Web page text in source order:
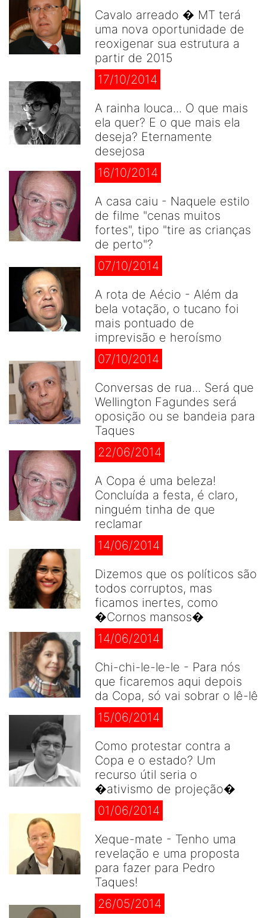
Cavalo arreado � MT terá
uma nova oportunidade de
reoxigenar sua estrutura a
partir de 2015
17/10/2014
A rainha louca... O que mais
ela quer? E o que mais ela
deseja? Eternamente
desejosa
16/10/2014
A casa caiu - Naquele estilo
de filme "cenas muitos
fortes", tipo "tire as crianças
de perto"?
07/10/2014
A rota de Aécio - Além da
bela votação, o tucano foi
mais pontuado de
imprevisão e heroísmo
07/10/2014
Conversas de rua... Será que
Wellington Fagundes será
oposição ou se bandeia para
Taques
22/06/2014
A Copa é uma beleza!
Concluída a festa, é claro,
ninguém tinha de que
reclamar
14/06/2014
Dizemos que os políticos são
todos corruptos, mas
ficamos inertes, como
�Cornos mansos�
14/06/2014
Chi-chi-le-le-le - Para nós
que ficaremos aqui depois
da Copa, só vai sobrar o lê-lê
15/06/2014
Como protestar contra a
Copa e o estado? Um
recurso útil seria o
�ativismo de projeção�
01/06/2014
Xeque-mate - Tenho uma
revelação e uma proposta
para fazer para Pedro
Taques!
26/05/2014